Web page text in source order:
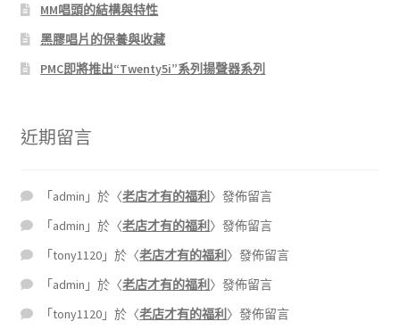
MM唱頭的結構與特性
黑膠唱片的保養與收藏
PMC即將推出“Twenty5i”系列揚聲器系列
近期留言
「admin 」於〈老店才有的福利 〉發佈留言
「admin 」於〈老店才有的福利 〉發佈留言
「tony1120 」於〈老店才有的福利 〉發佈留言
「admin 」於〈老店才有的福利 〉發佈留言
「tony1120 」於〈老店才有的福利 〉發佈留言